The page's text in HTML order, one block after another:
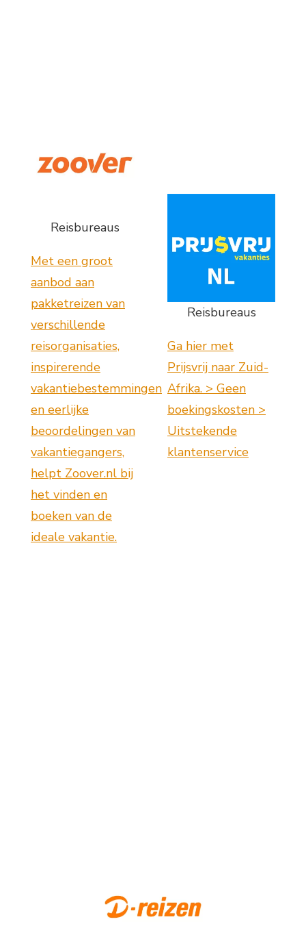
Reisbureaus
Met een groot
aanbod aan
pakketreizen van
verschillende
reisorganisaties,
inspirerende
vakantiebestemmingen
en eerlijke
beoordelingen van
vakantiegangers,
helpt Zoover.nl bij
het vinden en
boeken van de
ideale vakantie.
Reisbureaus
Ga hier met
Prijsvrij naar Zuid-
Afrika. > Geen
boekingskosten >
Uitstekende
klantenservice